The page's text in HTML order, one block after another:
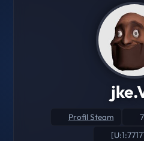
Profil Steam